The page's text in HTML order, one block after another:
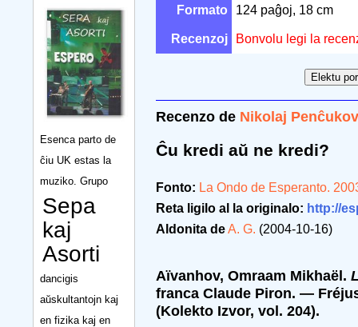
Esenca parto de
ĉiu UK estas la
muziko. Grupo
Sepa
kaj
Asorti
dancigis
aŭskultantojn kaj
en fizika kaj en
Formato 124 paĝoj, 18 cm
Recenzoj Bonvolu legi la
Recenzo de Nikolaj Penĉukov
Ĉu kredi aŭ ne kredi?
Fonto: La Ondo de Esperanto.
Reta ligilo al la originalo: http://
Aldonita deA. G. (2004-10-16)
Aïvanhov, Omraam Mikhaël.
franca Claude Piron. —
(Kolekto Izvor, vol. 204).